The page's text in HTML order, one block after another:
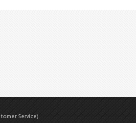
Service)